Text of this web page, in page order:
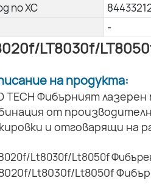
по ХС
-
LT8030f/
на продукта:
TECH Фибърният
от
и отговарящи на